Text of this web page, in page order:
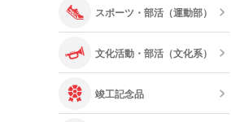
スポーツ・部活（運動部）
文化活動・部活（文化系）
竣工記念品